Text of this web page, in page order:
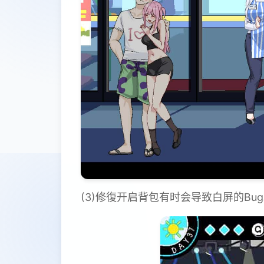
(3)修復开启背包有时会导致白屏的